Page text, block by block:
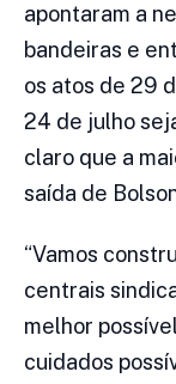
apontaram a
bandeiras e
os atos de 29
24 de julho
claro que a
saída de
“Vamos
centrais
melhor
cuidados